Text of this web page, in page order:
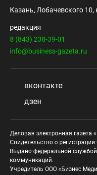
Казань, Лобачевского 10,
редакция
8 (843) 238-39-01
info@business-gazeta.ru
вконтакте
дзен
Деловая электронная газета
Свидетельство о
Выдано федеральной
коммуникаций.
Учредитель ООО «Бизнес